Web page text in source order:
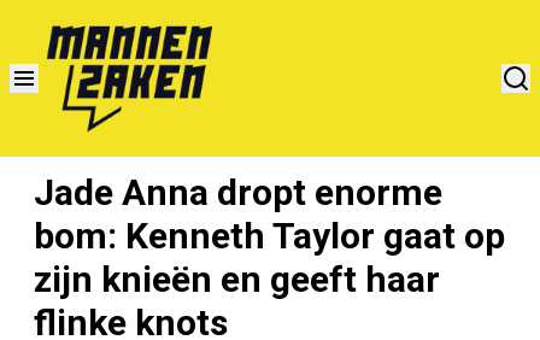
Jade Anna dropt enorme
bom: Kenneth Taylor gaat op
zijn knieën en geeft haar
flinke knots